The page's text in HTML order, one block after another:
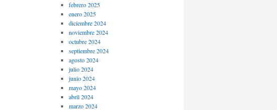
febrero 2025
enero 2025
diciembre 2024
noviembre 2024
octubre 2024
septiembre 2024
agosto 2024
julio 2024
junio 2024
mayo 2024
abril 2024
marzo 2024